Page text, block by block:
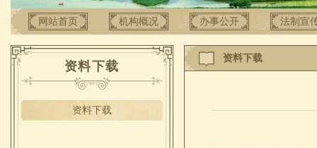
网站首页 机构概况 办事公开 法制宣
资料下载
资料下载
资料下载